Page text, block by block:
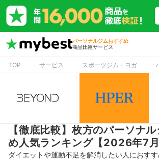
パーソナルジムおすすめ
商品比較サービス
TOP サービス スポーツジム・ヨガ
【徹底比較】枚方のパーソナ
め人気ランキング【2026年7月
ダイエットや運動不足を解消したい人におす